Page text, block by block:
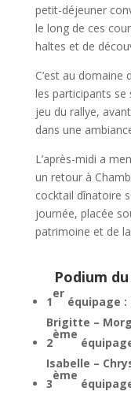
petit-déjeuner
le long de ces
haltes et de
C’est au domaine
les participants
jeu du rallye,
dans une
L’après-midi a
un retour à
cocktail dînatoire
journée, placée
patrimoine et de
Podium
1
er
équipage :
Brigitte –
2
ème
Isabelle –
3
ème